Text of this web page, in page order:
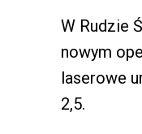
W Rudzie
nowym
laserowe
2,5.